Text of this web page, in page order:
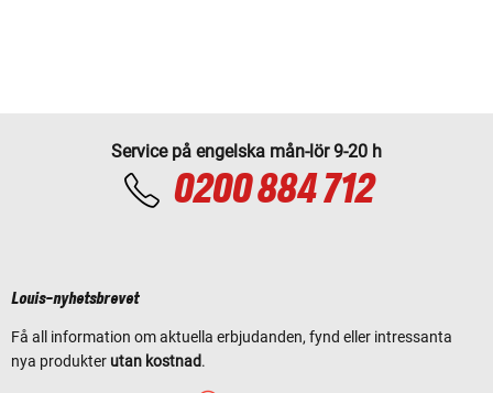
Service på engelska mån-lör 9-20 h
0200 884 712
Louis-nyhetsbrevet
Få all information om aktuella erbjudanden, fynd eller intressanta
nya produkter utan kostnad.